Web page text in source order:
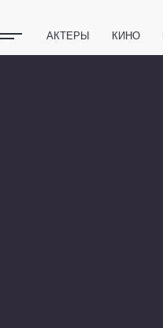
АКТЕРЫ КИНО